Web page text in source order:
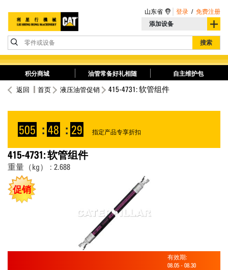
添加设备
零件或设备 搜索
山东省 登录 / 免费注册
积分商城 油管常备好礼相随 自主维护包
返回 首页 液压油管促销 415-4731: 软管组件
505 : 48 : 28 指定产品专享折扣
415-4731: 软管组件
重量（kg） : 2.688
促销
有效期:
08.05 - 08.30